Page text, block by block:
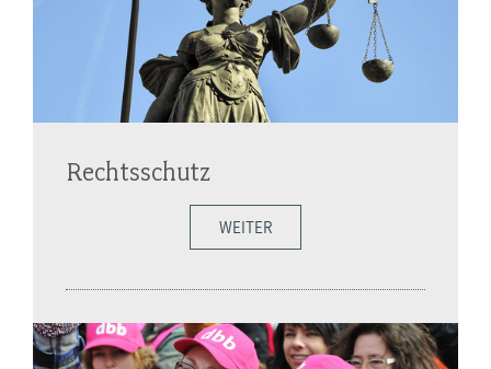
Rechtsschutz
WEITER